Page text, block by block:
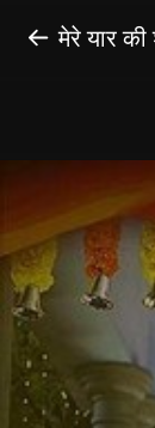
मेरे यार